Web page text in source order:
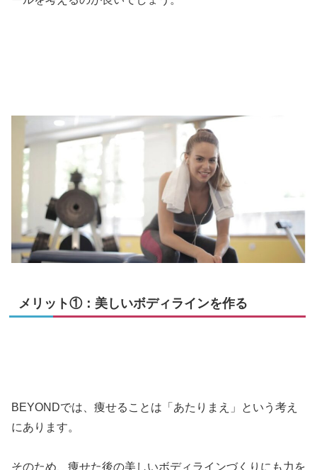
メリット①：美しいボディラインを作る
BEYONDでは、痩せることは「あたりまえ」という考え
にあります。
そのため、痩せた後の美しいボディラインづくりにも力を